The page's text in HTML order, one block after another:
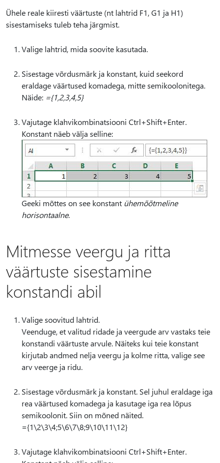
Ühele reale kiiresti väärtuste (nt lahtrid F1, G1 ja H1)
sisestamiseks tuleb teha järgmist.
Valige lahtrid, mida soovite kasutada.
Sisestage võrdusmärk ja konstant, kuid seekord
eraldage väärtused komadega, mitte semikoolonitega.
Näide: ={1,2,3,4,5}
Vajutage klahvikombinatsiooni Ctrl+Shift+Enter.
Konstant näeb välja selline:
Geeki mõttes on see konstant ühemõõtmeline
horisontaalne.
Mitmesse veergu ja ritta
väärtuste sisestamine
konstandi abil
Valige soovitud lahtrid.
Veenduge, et valitud ridade ja veergude arv vastaks teie
konstandi väärtuste arvule. Näiteks kui teie konstant
kirjutab andmed nelja veergu ja kolme ritta, valige see
arv veerge ja ridu.
Sisestage võrdusmärk ja konstant. Sel juhul eraldage iga
rea väärtused komadega ja kasutage iga rea lõpus
semikoolonit. Siin on mõned näited.
={1\2\3\4;5\6\7\8;9\10\11\12}
Vajutage klahvikombinatsiooni Ctrl+Shift+Enter.